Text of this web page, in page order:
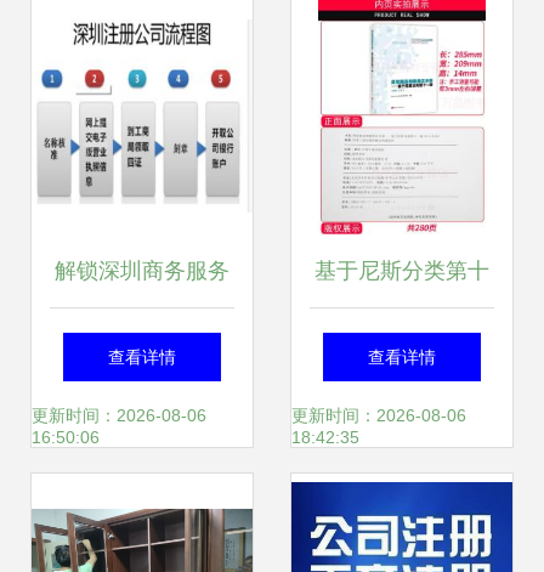
海服务站成功举办
询赋能区域创新生
态升级
解锁深圳商务服务
新标杆 华智中天公
司注册全流程解析
服务
查看详情
更新时间：2026-08-06
16:50:06
基于尼斯分类第十
一版2018文本的类
似商品与服务区分
解析 以投资咨询服
务为焦点
查看详情
更新时间：2026-08-06
18:42:35